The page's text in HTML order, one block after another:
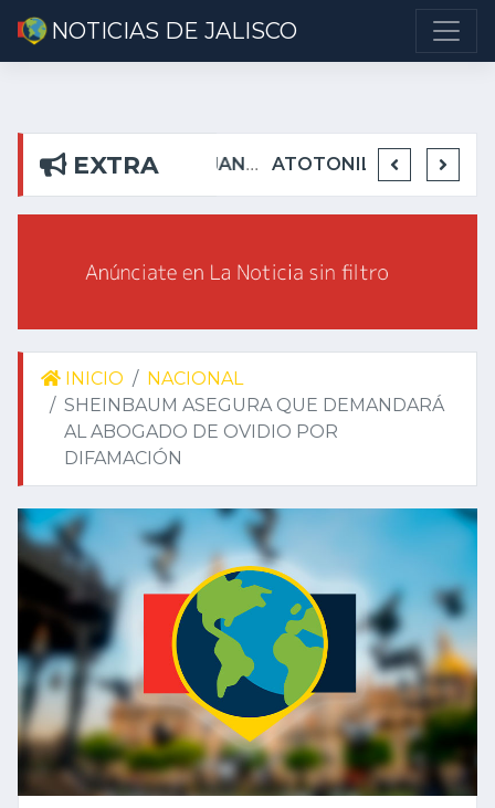
NOTICIAS DE JALISCO
EXTRA
DETIENEN EN TEUCHITLÁN A PRESUNTOS INTEGRANTES DE GRUPO DELICTIVO ATOTONILQUILLO INSEGURO Y AL VIRREY NO LE IMPORTA
INICIO
NACIONAL
SHEINBAUM ASEGURA QUE DEMANDARÁ
AL ABOGADO DE OVIDIO POR
DIFAMACIÓN